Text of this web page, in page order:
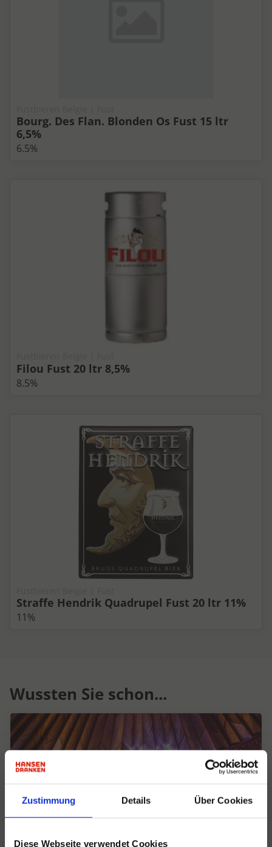
Zustimmung Details Über Cookies
Diese Webseite verwendet Cookies
Bourg. Des Flan. Blonden Os Fust 15 ltr
6,5%
6.5%
Filou Fust 20 ltr 8,5%
8.5%
Straffe Hendrik Quadrupel Fust 20 ltr 11%
11%
Wussten Sie schon...